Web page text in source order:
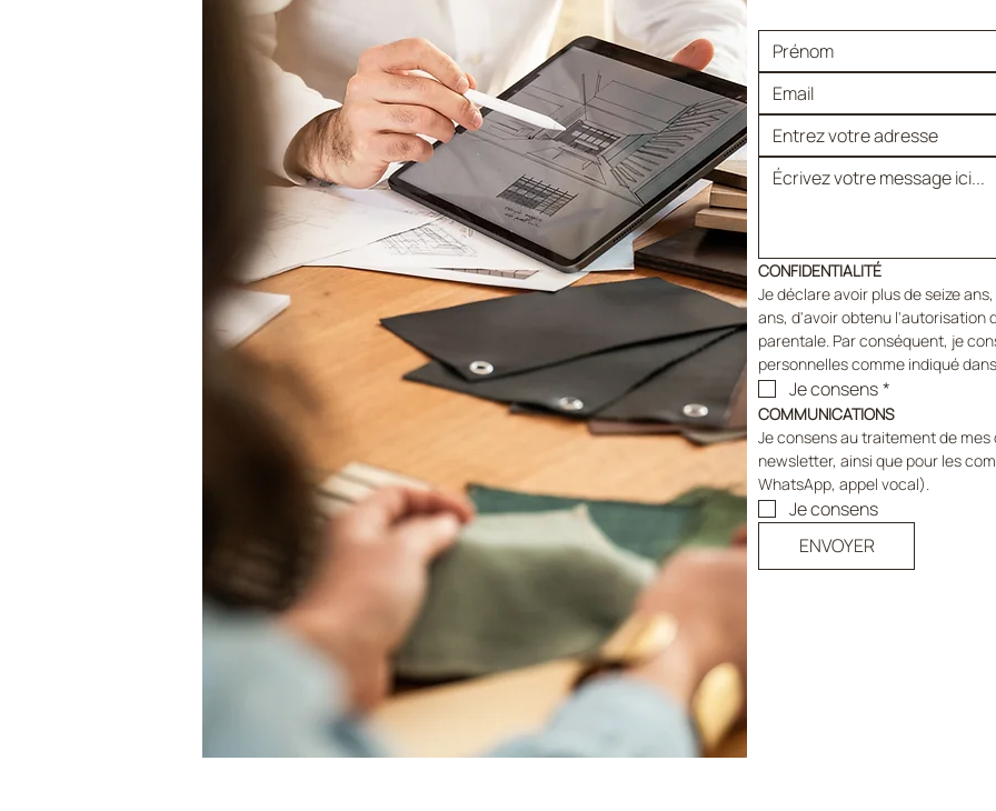
CONFIDENTIALITÉ
Je déclare avoir plus de seize
ans, d'avoir obtenu l'autorisation
parentale. Par conséquent, je
personnelles comme indiqué
Je consens*
COMMUNICATIONS
Je consens au traitement de
newsletter, ainsi que pour les
WhatsApp, appel vocal).
Je consens
ENVOYER